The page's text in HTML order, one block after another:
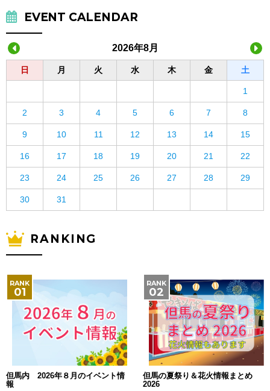
EVENT CALENDAR
2026年8月
日 月 火 水 木 金 土
1
2 3 4 5 6 7 8
9 10 11 12 13 14 15
16 17 18 19 20 21 22
23 24 25 26 27 28 29
30 31
RANKING
但馬内 2026年８月のイベント情
報
但馬の夏祭り＆花火情報まとめ
2026